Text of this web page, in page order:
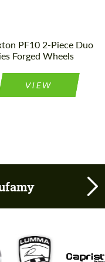
2
Piece
PF10 2-Piece Duo
Forged Wheels
VIEW